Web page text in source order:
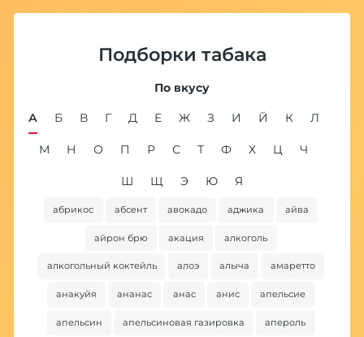
Подборки табака
По вкусу
А Б В Г Д Е Ж З И Й К Л
М Н О П Р С Т Ф Х Ц Ч
Ш Щ Э Ю Я
абрикос абсент авокадо аджика айва
айрон брю акация алкоголь
алкогольный коктейль алоэ алыча амаретто
анакуйя ананас анас анис апельсие
апельсин апельсиновая газировка апероль